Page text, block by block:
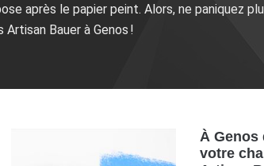
après le papier peint. Alors, ne paniquez
Bauer à Genos !
À Genos
votre